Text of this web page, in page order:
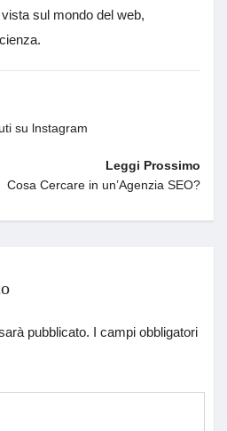
sul mondo del web,
su lnstagram
Leggi Prossimo
Cosa Cercare in un’Agenzia SEO?
pubblicato. I campi obbligatori